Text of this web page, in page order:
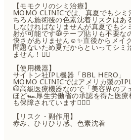
【モモクリのシミ治療】
MOMO CLINICでは、真夏でもシミ
ちろん施術後の色素沈着リスクはあ
しなければなりませんが真夏でもシ
射が可能です🥼テープ貼りも不要な
快さがありません☺️✨直後からメイ
問題ないため夏だからといってシミ
ません！👌🏻
【使用機器】
サイトン社IPL機器「BBL HERO」
MOMO CLINICではアメリカ製の
🥼高級医療機器なので「美容界のフ
ほど🏎️厚生労働省の承認を得た医療
も保障されています🙇🏻‍♀️
【リスク・副作用】
赤み、ひりひり感、色素沈着